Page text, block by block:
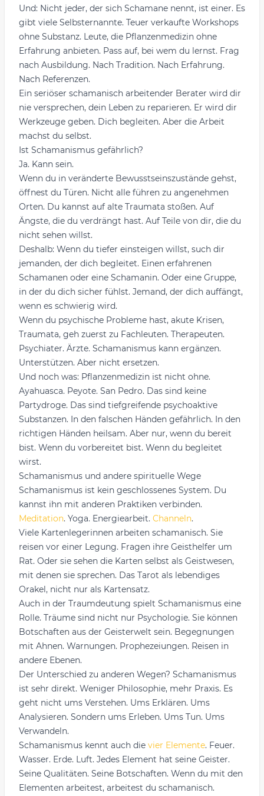
Und: Nicht jeder, der sich Schamane nennt, ist einer. Es
gibt viele Selbsternannte. Teuer verkaufte Workshops
ohne Substanz. Leute, die Pflanzenmedizin ohne
Erfahrung anbieten. Pass auf, bei wem du lernst. Frag
nach Ausbildung. Nach Tradition. Nach Erfahrung.
Nach Referenzen.
Ein seriöser schamanisch arbeitender Berater wird dir
nie versprechen, dein Leben zu reparieren. Er wird dir
Werkzeuge geben. Dich begleiten. Aber die Arbeit
machst du selbst.
Ist Schamanismus gefährlich?
Ja. Kann sein.
Wenn du in veränderte Bewusstseinszustände gehst,
öffnest du Türen. Nicht alle führen zu angenehmen
Orten. Du kannst auf alte Traumata stoßen. Auf
Ängste, die du verdrängt hast. Auf Teile von dir, die du
nicht sehen willst.
Deshalb: Wenn du tiefer einsteigen willst, such dir
jemanden, der dich begleitet. Einen erfahrenen
Schamanen oder eine Schamanin. Oder eine Gruppe,
in der du dich sicher fühlst. Jemand, der dich auffängt,
wenn es schwierig wird.
Wenn du psychische Probleme hast, akute Krisen,
Traumata, geh zuerst zu Fachleuten. Therapeuten.
Psychiater. Ärzte. Schamanismus kann ergänzen.
Unterstützen. Aber nicht ersetzen.
Und noch was: Pflanzenmedizin ist nicht ohne.
Ayahuasca. Peyote. San Pedro. Das sind keine
Partydroge. Das sind tiefgreifende psychoaktive
Substanzen. In den falschen Händen gefährlich. In den
richtigen Händen heilsam. Aber nur, wenn du bereit
bist. Wenn du vorbereitet bist. Wenn du begleitet
wirst.
Schamanismus und andere spirituelle Wege
Schamanismus ist kein geschlossenes System. Du
kannst ihn mit anderen Praktiken verbinden.
Meditation. Yoga. Energiearbeit. Channeln.
Viele Kartenlegerinnen arbeiten schamanisch. Sie
reisen vor einer Legung. Fragen ihre Geisthelfer um
Rat. Oder sie sehen die Karten selbst als Geistwesen,
mit denen sie sprechen. Das Tarot als lebendiges
Orakel, nicht nur als Kartensatz.
Auch in der Traumdeutung spielt Schamanismus eine
Rolle. Träume sind nicht nur Psychologie. Sie können
Botschaften aus der Geisterwelt sein. Begegnungen
mit Ahnen. Warnungen. Prophezeiungen. Reisen in
andere Ebenen.
Der Unterschied zu anderen Wegen? Schamanismus
ist sehr direkt. Weniger Philosophie, mehr Praxis. Es
geht nicht ums Verstehen. Ums Erklären. Ums
Analysieren. Sondern ums Erleben. Ums Tun. Ums
Verwandeln.
Schamanismus kennt auch die vier Elemente. Feuer.
Wasser. Erde. Luft. Jedes Element hat seine Geister.
Seine Qualitäten. Seine Botschaften. Wenn du mit den
Elementen arbeitest, arbeitest du schamanisch.